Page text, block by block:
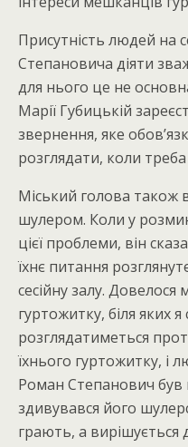
Присутність людей на
Степановича діяти
для нього це не
Марії Губицькій
звернення, яке
розглядати, коли треба
Міський голова також
шулером. Коли у
цієї проблеми, він
їхнє питання
сесійну залу.
гуртожитку, біля яких
розглядатиметься
їхнього гуртожитку, і
Роман Степанович був
здивувався його
грають, а